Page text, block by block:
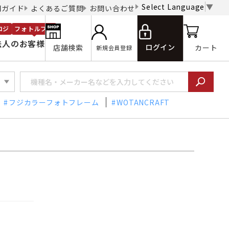
イド よくあるご質問 お問い合わせ Select Language ▼
のお客様
ジ フォトルプロ
店舗検索 新規会員登録 ログイン カート
フジカラーフォトフレーム WOTANCRAFT